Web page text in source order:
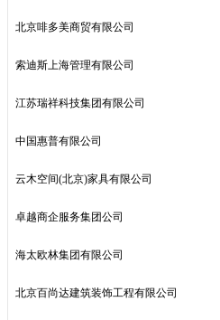
北京啡多美商贸有限公司
索迪斯上海管理有限公司
江苏瑞祥科技集团有限公司
中国惠普有限公司
云木空间(北京)家具有限公司
卓越商企服务集团公司
海太欧林集团有限公司
北京百尚达建筑装饰工程有限公司